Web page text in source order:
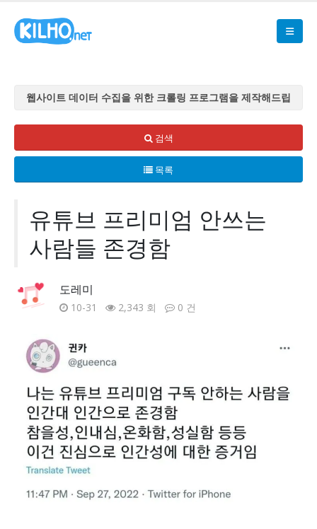
웹사이트 데이터 수집을 위한 크롤링 프로그램을 제작해드립
웹사이트 데이터 수집을 위한 크롤링 프로그램을 제작해드립
니다
웹사이트 데이터 수집을 위한 크롤링 프로그램을 제작해드립
웹사이트 데이터 수집을 위한 크롤링 프로그램을 제작해드립
니다
웹사이트 데이터 수집을 위한 크롤링 프로그램을 제작해드립
니다
검색
목록
유튜브 프리미엄 안쓰는
사람들 존경함
도레미
10-31 2,343 회 0 건